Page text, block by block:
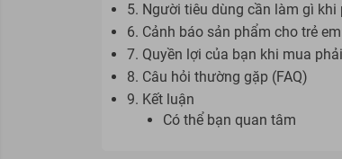
5. Người tiêu dùng cần làm gì
6. Cảnh báo sản phẩm cho trẻ
7. Quyền lợi của bạn khi mua
8. Câu hỏi thường gặp (FAQ)
9. Kết luận
Có thể bạn quan tâm